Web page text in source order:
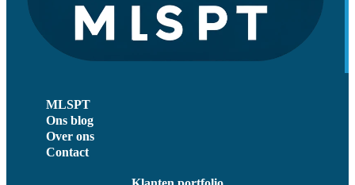
MLSPT
Ons blog
Over ons
Contact